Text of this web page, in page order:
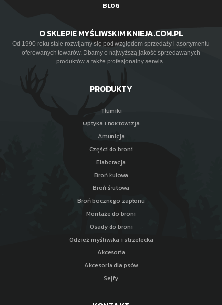
BLOG
O SKLEPIE MYŚLIWSKIM KNIEJA.COM.PL
Od 1990 roku stale rozwijamy się pod względem sprzedaży i asortymentu
oferowanych towarów. Dbamy o najwyższą jakość sprzedawanych
produktów a także profesjonalny serwis.
PRODUKTY
Tłumiki
Optyka i noktowizja
Amunicja
Części do broni
Elaboracja
Broń kulowa
Broń śrutowa
Broń bocznego zapłonu
Montaże do broni
Osady do broni
Odzież myśliwska i strzelecka
Akcesoria
Akcesoria dla psów
Sejfy